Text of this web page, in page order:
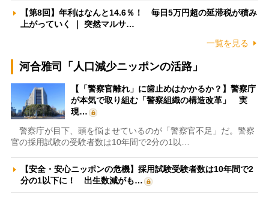
【第8回】年利はなんと14.6％！ 毎日5万円超の延滞税が積み
上がっていく ｜ 突然マルサ…
一覧を見る
河合雅司「人口減少ニッポンの活路」
【「警察官離れ」に歯止めはかかるか？】警察庁
が本気で取り組む「警察組織の構造改革」 実
現…
警察庁が目下、頭を悩ませているのが「警察官不足」だ。警察
官の採用試験の受験者数は10年間で2分の1以…
【安全・安心ニッポンの危機】採用試験受験者数は10年間で2
分の1以下に！ 出生数減がも…